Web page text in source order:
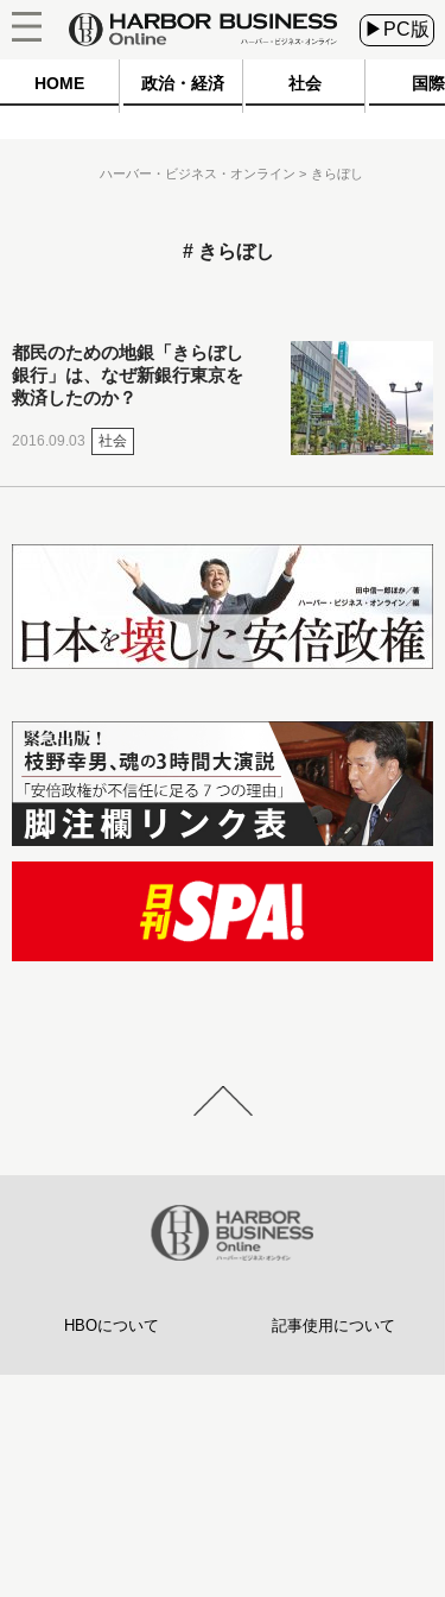
▶PC版
HOME 政治・経済 社会 国際
ハーバー・ビジネス・オンライン きらぼし
きらぼし
都民のための地銀「きらぼし
銀行」は、なぜ新銀行東京を
救済したのか？
2016.09.03 社会
HBOについて 記事使用について